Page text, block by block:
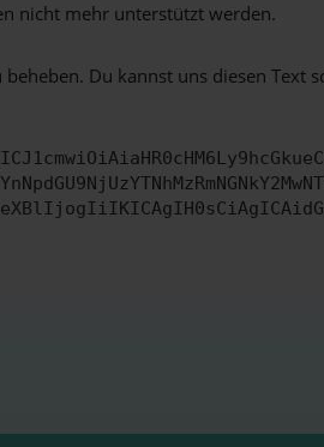
nicht mehr unterstützt werden.
Du kannst uns diesen Text